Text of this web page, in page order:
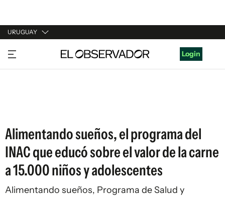
URUGUAY
URUGUAY
ARGENTINA
Login
Alimentando sueños, el programa del
INAC que educó sobre el valor de la carne
a 15.000 niños y adolescentes
Alimentando sueños, Programa de Salud y